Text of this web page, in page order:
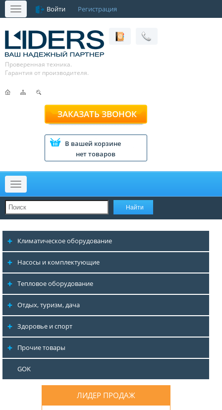
Меню Войти Регистрация
Проверенная техника.
Гарантия от производителя.
ЗАКАЗАТЬ ЗВОНОК
В вашей корзине
нет товаров
Меню
Климатическое оборудование
Насосы и комплектующие
Тепловое оборудование
Отдых, туризм, дача
Здоровье и спорт
Прочие товары
GOK
ЛИДЕР ПРОДАЖ